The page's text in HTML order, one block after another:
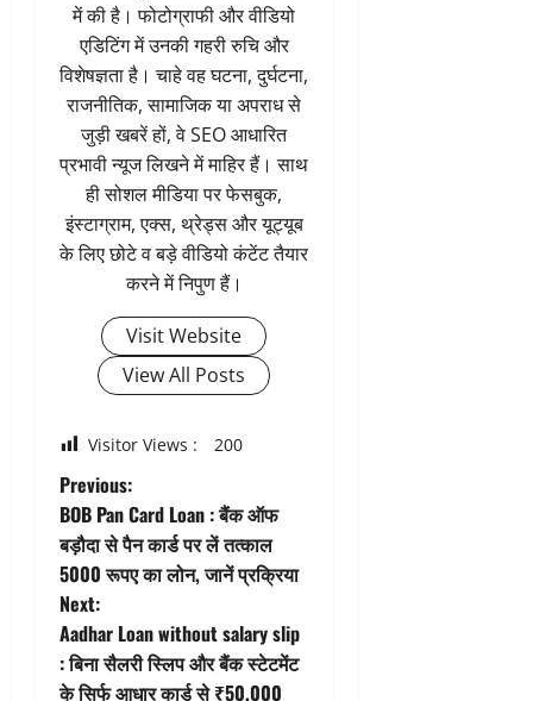
में की है। फोटोग्राफी और वीडियो
एडिटिंग में उनकी गहरी रुचि और
विशेषज्ञता है। चाहे वह घटना, दुर्घटना,
राजनीतिक, सामाजिक या अपराध से
जुड़ी खबरें हों, वे SEO आधारित
प्रभावी न्यूज लिखने में माहिर हैं। साथ
ही सोशल मीडिया पर फेसबुक,
इंस्टाग्राम, एक्स, थ्रेड्स और यूट्यूब
के लिए छोटे व बड़े वीडियो कंटेंट तैयार
करने में निपुण हैं।
Visit Website
View All Posts
Visitor Views : 200
P
o
s
t
Previous:
BOB Pan Card Loan : बैंक ऑफ
बड़ौदा से पैन कार्ड पर लें तत्काल
5000 रूपए का लोन, जानें प्रक्रिया
Next:
Aadhar Loan without salary slip
: बिना सैलरी स्लिप और बैंक स्टेटमेंट
के सिर्फ आधार कार्ड से ₹50,000